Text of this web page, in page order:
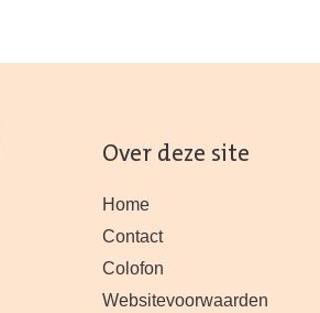
Over deze site
Home
Contact
Colofon
Websitevoorwaarden